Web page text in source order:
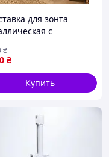
для зонта
с
и сложных зонтов,
см
₴
₴
Купить